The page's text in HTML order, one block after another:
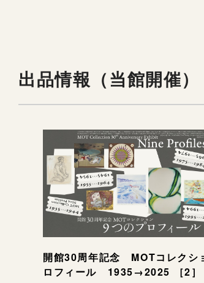
出品情報（当館開催）
開館30周年記念 MOTコレク
ロフィール 1935→2025 ［2］